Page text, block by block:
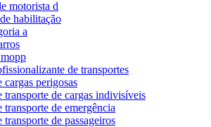
motorista d
habilitação
a
de transportes
cargas perigosas
transporte de cargas indivisíveis
transporte de emergência
transporte de passageiros